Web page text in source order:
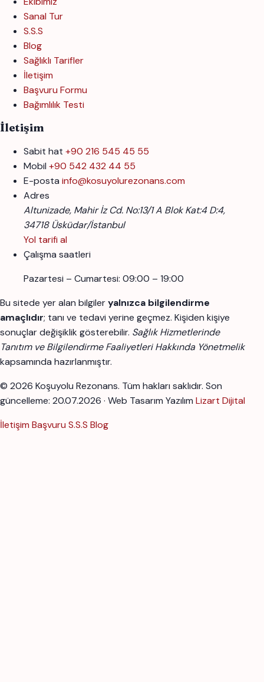
Sanal Tur
S.S.S
Blog
Sağlıklı Tarifler
İletişim
Başvuru Formu
Bağımlılık Testi
İletişim
Sabit hat +90 216 545 45 55
Mobil +90 542 432 44 55
E-posta info@kosuyolurezonans.com
Adres
Altunizade, Mahir İz Cd. No:13/1 A Blok Kat:4 D:4,
34718 Üsküdar/İstanbul
Yol tarifi al
Çalışma saatleri
Pazartesi – Cumartesi: 09:00 – 19:00
Bu sitede yer alan bilgileryalnızca bilgilendirme
amaçlıdır; tanı ve tedavi yerine geçmez. Kişiden kişiye
sonuçlar değişiklik gösterebilir. Sağlık Hizmetlerinde
Tanıtım ve Bilgilendirme Faaliyetleri Hakkında Yönetmelik
kapsamında hazırlanmıştır.
© 2026 Koşuyolu Rezonans. Tüm hakları saklıdır. Son
güncelleme: 20.07.2026 · Web Tasarım Yazılım Lizart Dijital
İletişim Başvuru S.S.S Blog